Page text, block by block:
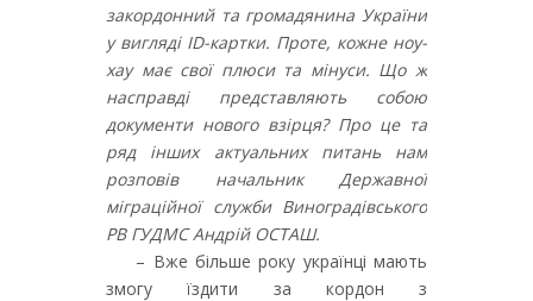
закордонний та громадянина України
у вигляді ID-картки. Проте, кожне ноу-
хау має свої плюси та мінуси. Що ж
насправді представляють собою
документи нового взірця? Про це та
ряд інших актуальних питань нам
розповів начальник Державної
міграційної служби Виноградівського
РВ ГУДМС Андрій ОСТАШ.
– Вже більше року українці мають
змогу їздити за кордон з